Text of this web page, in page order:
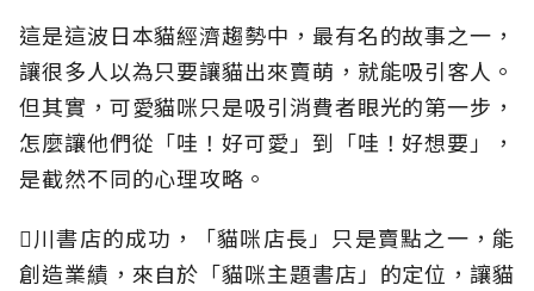
這是這波日本貓經濟趨勢中，最有名的故事之一，
讓很多人以為只要讓貓出來賣萌，就能吸引客人。
但其實，可愛貓咪只是吸引消費者眼光的第一步，
怎麼讓他們從「哇！好可愛」到「哇！好想要」，
是截然不同的心理攻略。
川書店的成功，「貓咪店長」只是賣點之一，能
創造業績，來自於「貓咪主題書店」的定位，讓貓